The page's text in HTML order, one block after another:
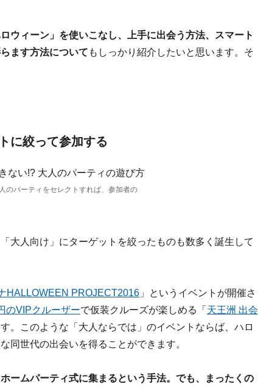
ウィーン」を使いこなし、上手に出会う方法、スマート
ます方法について もしっかり紹介したいと思います。そ
に絞って参加する
のパーティをセレクトすれば、参加者の
大人向け」にターゲットを絞ったものも数多く誕生して
HALLOWEEN PROJECT2016 」というイベントが開催さ
のVIPクルーザーで仮装クルーズが楽しめる「 天王洲 出会
。このような「大人ならでは」のイベントならば、ハロ
同世代の出会いを得ることができます。
ホームパーティ式に集まるという手法。でも、まったくの